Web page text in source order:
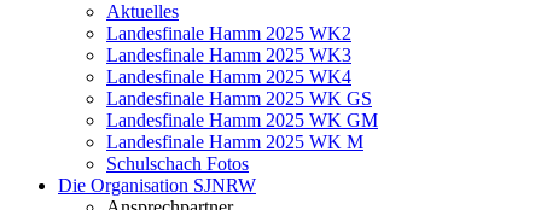
Aktuelles
Landesfinale Hamm 2025 WK2
Landesfinale Hamm 2025 WK3
Landesfinale Hamm 2025 WK4
Landesfinale Hamm 2025 WK GS
Landesfinale Hamm 2025 WK GM
Landesfinale Hamm 2025 WK M
Schulschach Fotos
Die Organisation SJNRW